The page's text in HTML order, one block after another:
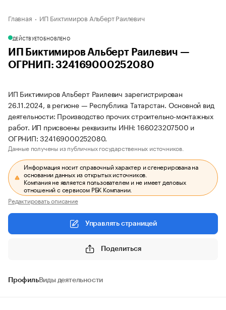
Главная ИП Биктимиров Альберт Раилевич
ДЕЙСТВУЕТОБНОВЛЕНО
ИП Биктимиров Альберт Раилевич —
ОГРНИП: 324169000252080
ИП Биктимиров Альберт Раилевич зарегистрирован
26.11.2024, в регионе — Республика Татарстан. Основной вид
деятельности: Производство прочих строительно-монтажных
работ. ИП присвоены реквизиты ИНН: 166023207500 и
ОГРНИП: 324169000252080.
Данные получены из публичных государственных источников.
Информация носит справочный характер и сгенерирована на
основании данных из открытых источников.
Компания не является пользователем и не имеет деловых
отношений с сервисом РБК Компании.
Редактировать описание
Управлять страницей
Поделиться
ПрофильВиды деятельности